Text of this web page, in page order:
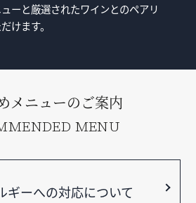
ーと厳選されたワインとのペアリ
けます。
メニューのご案内
MENU
ギーへの対応について